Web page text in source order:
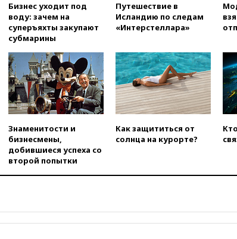
вчера,
получили
при
выделить
РЛС для
области
вчера, 21:56
отказал
атак
Бизнес уходит под
воду: зачем на
суперъяхты закупают
субмарины
Путешествие в
Исландию по следам
«Интерстеллара»
Знаменитости и
бизнесмены,
добившиеся успеха со
второй попытки
Как защититься от
солнца на курорте?